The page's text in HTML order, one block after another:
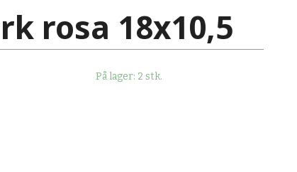
rosa 18x10,5
På lager: 2 stk.